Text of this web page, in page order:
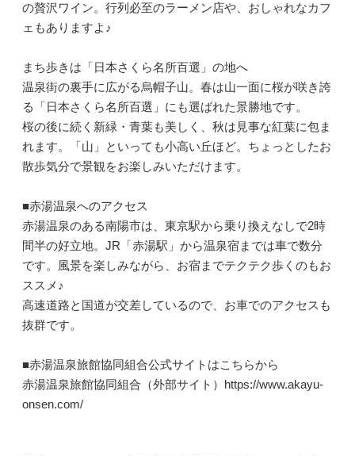
の贅沢ワイン。行列必至のラーメン店や、おしゃれなカフ
ェもありますよ♪
まち歩きは「日本さくら名所百選」の地へ
温泉街の裏手に広がる烏帽子山。春は山一面に桜が咲き誇
る「日本さくら名所百選」にも選ばれた景勝地です。
桜の後に続く新緑・青葉も美しく、秋は見事な紅葉に包ま
れます。「山」といっても小高い丘ほど。ちょっとしたお
散歩気分で景観をお楽しみいただけます。
■赤湯温泉へのアクセス
赤湯温泉のある南陽市は、東京駅から乗り換えなしで2時
間半の好立地。JR「赤湯駅」から温泉宿までは車で数分
です。風景を楽しみながら、お宿までテクテク歩くのもお
ススメ♪
高速道路と国道が交差しているので、お車でのアクセスも
抜群です。
■赤湯温泉旅館協同組合公式サイトはこちらから
赤湯温泉旅館協同組合（外部サイト）https://www.akayu-
onsen.com/